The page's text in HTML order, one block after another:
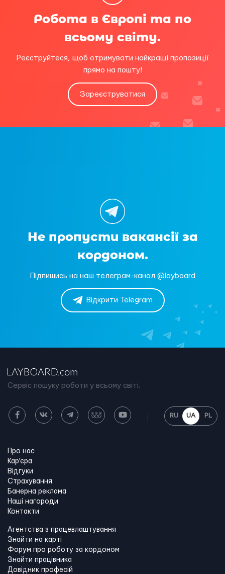
Робота в Європі та по
всьому світу.
Реєструйтеся, щоб отримувати найкращі пропозиції
прямо на пошту!
Зареєструватися
Не пропусти вакансії за
кордоном.
Підпишись на наш телеграм-канал @layboard
Відкрити Telegram
Сервіс пошуку роботи у всьому світі.
RU UA PL
Про нас
Кар'єра
Відгуки
Страхування
Банерна реклама
Наші нагороди
Контакти
Агентства з працевлаштування
Знайти на карті
Форум про роботу за кордоном
Знайти працівника
Довідник професій